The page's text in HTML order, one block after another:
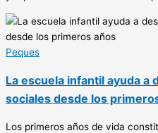
Peques
La escuela infantil ayuda a
sociales desde los
Los primeros años de vida